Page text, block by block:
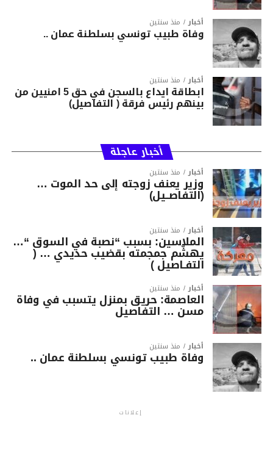
أخبار منذ سنتين
وفاة طبيب تونسي بسلطنة عمان ..
أخبار منذ سنتين
ابطاقة ايداع بالسجن في حق 5 امنيين من
بينهم رئيس فرقة ( التفاصيل)
أخبار عاجلة
أخبار منذ سنتين
وزير يعنف زوجته إلى حد الموت …
(التفاصــيل)
أخبار منذ سنتين
الملاسين: بسبب “نصبة في السوق “…
يهشّم جمجمته بقضيب حديدي … (
التفـاصيل )
أخبار منذ سنتين
العاصمة: حريق بمنزل يتسبب في وفاة
مسن … التفاصيل
أخبار منذ سنتين
وفاة طبيب تونسي بسلطنة عمان ..
إعلانات